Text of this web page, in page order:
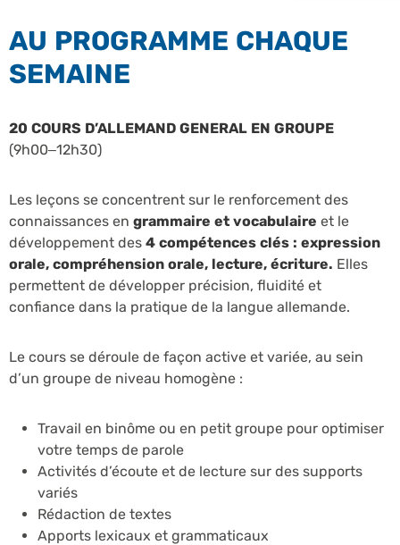
AU PROGRAMME CHAQUE
SEMAINE
20 COURS D’ALLEMAND GENERAL EN GROUPE
(9h00–12h30)
Les leçons se concentrent sur le renforcement des
connaissances en grammaire et vocabulaire et le
développement des 4 compétences clés : expression
orale, compréhension orale, lecture, écriture. Elles
permettent de développer précision, fluidité et
confiance dans la pratique de la langue allemande.
Le cours se déroule de façon active et variée, au sein
d’un groupe de niveau homogène :
Travail en binôme ou en petit groupe pour optimiser
votre temps de parole
Activités d’écoute et de lecture sur des supports
variés
Rédaction de textes
Apports lexicaux et grammaticaux